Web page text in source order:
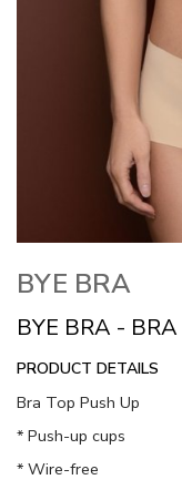
BYE BRA
BYE BRA -
PRODUCT DETAILS
Bra Top Push Up
* Push-up cups
* Wire-free